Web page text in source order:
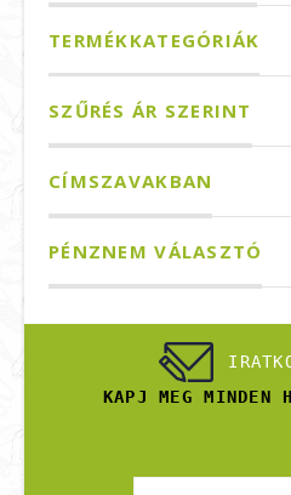
TERMÉKKATEGÓRIÁK
SZŰRÉS ÁR SZERINT
CÍMSZAVAKBAN
PÉNZNEM VÁLASZTÓ
KAPJ MEG MINDEN